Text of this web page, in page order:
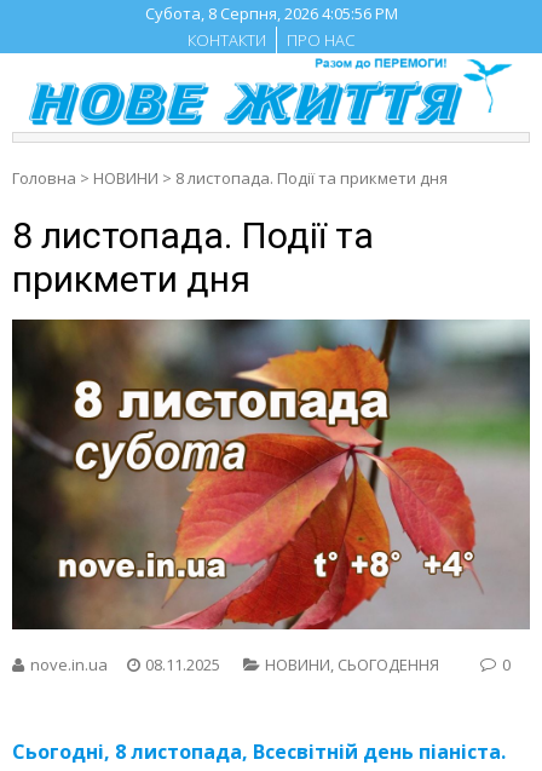
content
Субота, 8 Серпня, 20264:05:57 PM
КОНТАКТИ
ПРО НАС
Головна > НОВИНИ > 8 листопада. Події та прикмети дня
8 листопада. Події та
прикмети дня
nove.in.ua 08.11.2025 НОВИНИ, СЬОГОДЕННЯ 0
Сьогодні, 8 листопада, Всесвітній день піаніста.